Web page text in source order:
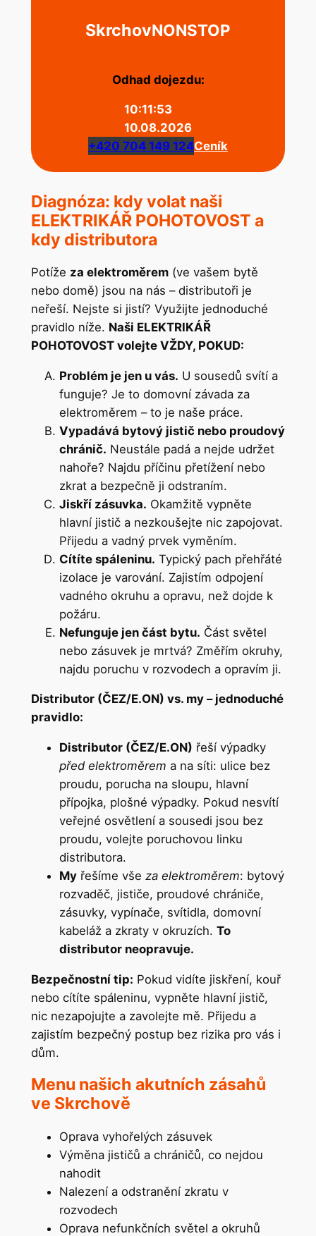
SkrchovNONSTOP
Odhad dojezdu:
10:11:53
10.08.2026
+420 704 149 124Ceník
Diagnóza: kdy volat naši
ELEKTRIKÁŘ POHOTOVOST a
kdy distributora
Potíže za elektroměrem(ve vašem bytě
nebo domě) jsou na nás – distributoři je
neřeší. Nejste si jistí? Využijte jednoduché
pravidlo níže. Naši ELEKTRIKÁŘ
POHOTOVOST volejte VŽDY, POKUD:
Problém je jen u vás. U sousedů svítí a
funguje? Je to domovní závada za
elektroměrem – to je naše práce.
Vypadává bytový jistič nebo proudový
chránič. Neustále padá a nejde udržet
nahoře? Najdu příčinu přetížení nebo
zkrat a bezpečně ji odstraním.
Jiskří zásuvka. Okamžitě vypněte
hlavní jistič a nezkoušejte nic zapojovat.
Přijedu a vadný prvek vyměním.
Cítíte spáleninu. Typický pach přehřáté
izolace je varování. Zajistím odpojení
vadného okruhu a opravu, než dojde k
požáru.
Nefunguje jen část bytu. Část světel
nebo zásuvek je mrtvá? Změřím okruhy,
najdu poruchu v rozvodech a opravím ji.
Distributor (ČEZ/E.ON) vs. my – jednoduché
pravidlo:
Distributor (ČEZ/E.ON) řeší výpadky
před elektroměrem a na síti: ulice bez
proudu, porucha na sloupu, hlavní
přípojka, plošné výpadky. Pokud nesvítí
veřejné osvětlení a sousedi jsou bez
proudu, volejte poruchovou linku
distributora.
Myřešíme vše za elektroměrem: bytový
rozvaděč, jističe, proudové chrániče,
zásuvky, vypínače, svítidla, domovní
kabeláž a zkraty v okruzích. To
distributor neopravuje.
Bezpečnostní tip: Pokud vidíte jiskření, kouř
nebo cítíte spáleninu, vypněte hlavní jistič,
nic nezapojujte a zavolejte mě. Přijedu a
zajistím bezpečný postup bez rizika pro vás i
dům.
Menu našich akutních zásahů
ve Skrchově
Oprava vyhořelých zásuvek
Výměna jističů a chráničů, co nejdou
nahodit
Nalezení a odstranění zkratu v
rozvodech
Oprava nefunkčních světel a okruhů